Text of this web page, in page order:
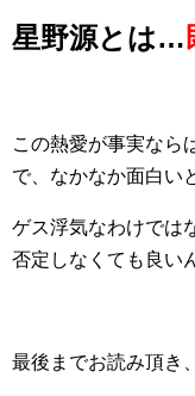
星野源とは…
この熱愛が事実なら
で、なかなか面白い
ゲス浮気なわけでは
否定しなくても良い
最後までお読み頂き